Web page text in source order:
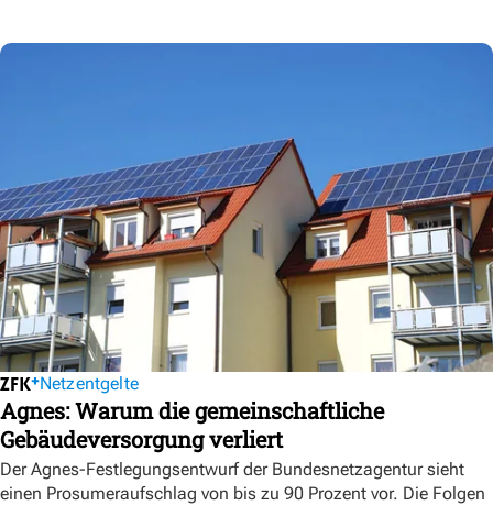
Netzentgelte
Agnes: Warum die gemeinschaftliche
Gebäudeversorgung verliert
Der Agnes-Festlegungsentwurf der Bundesnetzagentur sieht
einen Prosumeraufschlag von bis zu 90 Prozent vor. Die Folgen